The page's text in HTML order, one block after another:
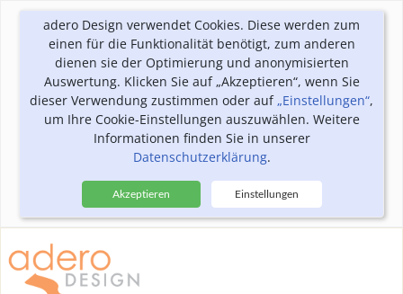
adero Design verwendet Cookies. Diese werden zum
einen für die Funktionalität benötigt, zum anderen
dienen sie der Optimierung und anonymisierten
Auswertung. Klicken Sie auf „Akzeptieren“, wenn Sie
dieser Verwendung zustimmen oder auf„Einstellungen“,
um Ihre Cookie-Einstellungen auszuwählen. Weitere
Informationen finden Sie in unserer
Datenschutzerklärung.
Akzeptieren Einstellungen